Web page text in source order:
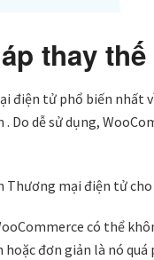
thay
điện tử phổ biến nhất
dễ sử dụng,
Thương mại điện tử
có thể
đơn giản là nó quá